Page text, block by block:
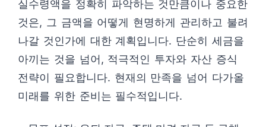
실수령액을 정확히 파악하는 것만큼이나 중요한
것은, 그 금액을 어떻게 현명하게 관리하고 불려
나갈 것인가에 대한 계획입니다. 단순히 세금을
아끼는 것을 넘어, 적극적인 투자와 자산 증식
전략이 필요합니다. 현재의 만족을 넘어 다가올
미래를 위한 준비는 필수적입니다.